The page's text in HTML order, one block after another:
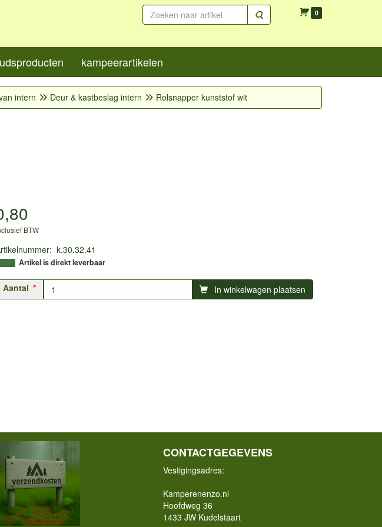
Zoeken 0
kampeerartikelen
intern Deur & kastbeslag intern Rolsnapper kunststof wit
BTW
: k.30.32.41
Artikel is direkt leverbaar
Aantal In winkelwagen plaatsen
CONTACTGEGEVENS
Vestigingsadres:
Kamperenenzo.nl
Hoofdweg 36
1433 JW Kudelstaart